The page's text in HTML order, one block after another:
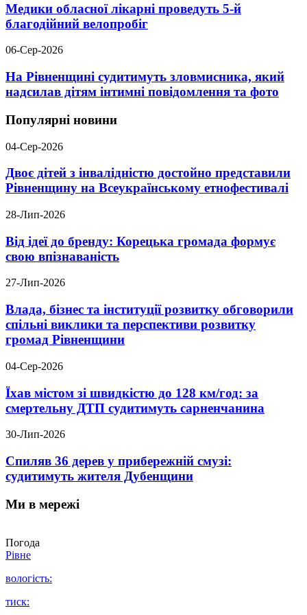
Медики обласної лікарні проведуть 5-й
благодійний велопробіг
06-Сер-2026
На Рівненщині судитимуть зловмисника, який
надсилав дітям інтимні повідомлення та фото
Популярні новини
04-Сер-2026
Двоє дітей з інвалідністю достойно представили
Рівненщину на Всеукраїнському етнофестивалі
28-Лип-2026
Від ідеї до бренду: Корецька громада формує
свою впізнаваність
27-Лип-2026
Влада, бізнес та інституції розвитку обговорили
спільні виклики та перспективи розвитку
громад Рівненщини
04-Сер-2026
Їхав містом зі швидкістю до 128 км/год: за
смертельну ДТП судитимуть сарненчанина
30-Лип-2026
Спиляв 36 дерев у прибережній смузі:
судитимуть жителя Дубенщини
Ми в мережі
Погода
Рівне
вологість:
тиск: